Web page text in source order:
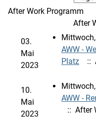
After Work Programm
After
03.
Mai
2023
AWW -
Platz
::
10.
Mai
2023
AWW -
:: After